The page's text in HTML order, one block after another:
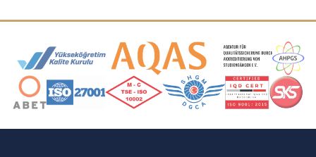
Akreditasyon ve Üyelik Logoları